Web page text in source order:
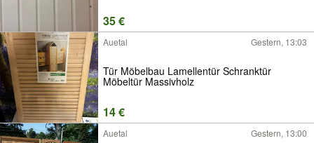
35 €
Auetal Gestern, 13:03
Tür Möbelbau Lamellentür Schranktür
Möbeltür Massivholz
14 €
Auetal Gestern, 13:00